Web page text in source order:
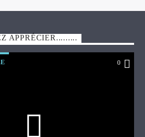
APPRÉCIER.........
0